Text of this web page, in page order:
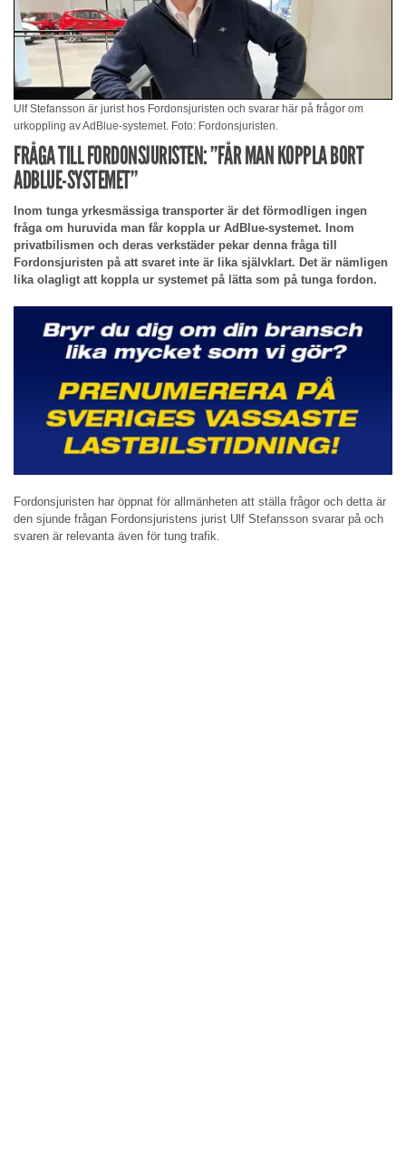
Ulf Stefansson är jurist hos Fordonsjuristen och svarar här på frågor om
urkoppling av AdBlue-systemet. Foto: Fordonsjuristen.
FRÅGA TILL FORDONSJURISTEN: ”FÅR MAN KOPPLA BORT
ADBLUE-SYSTEMET”
Inom tunga yrkesmässiga transporter är det förmodligen ingen
fråga om huruvida man får koppla ur AdBlue-systemet. Inom
privatbilismen och deras verkstäder pekar denna fråga till
Fordonsjuristen på att svaret inte är lika självklart. Det är nämligen
lika olagligt att koppla ur systemet på lätta som på tunga fordon.
Fordonsjuristen har öppnat för allmänheten att ställa frågor och detta är
den sjunde frågan Fordonsjuristens jurist Ulf Stefansson svarar på och
svaren är relevanta även för tung trafik.